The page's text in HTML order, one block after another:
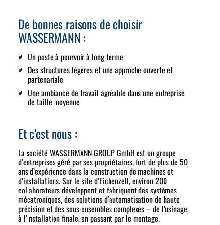
De bonnes raisons de choisir
WASSERMANN :
Un poste à pourvoir à long terme
Des structures légères et une approche ouverte et
partenariale
Une ambiance de travail agréable dans une entreprise
de taille moyenne
Et c’est nous :
La société WASSERMANN GROUP GmbH est un groupe
d’entreprises géré par ses propriétaires, fort de plus de 50
ans d’expérience dans la construction de machines et
d’installations. Sur le site d’Eichenzell, environ 200
collaborateurs développent et fabriquent des systèmes
mécatroniques, des solutions d’automatisation de haute
précision et des sous-ensembles complexes – de l’usinage
à l’installation finale, en passant par le montage.